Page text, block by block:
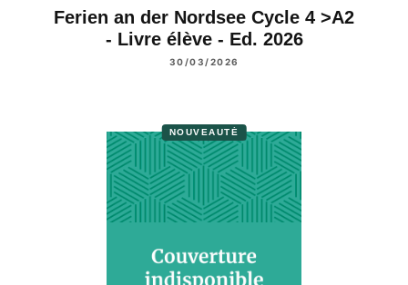
Ferien an der Nordsee Cycle 4 >A2
- Livre élève - Ed. 2026
30/03/2026
NOUVEAUTÉ